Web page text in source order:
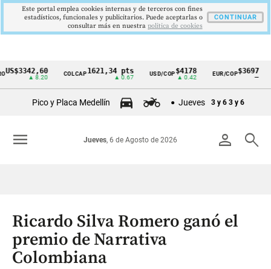
Cintillo
Colombia
▲ 8.20
COLCAP 1621,34 pts
▲ 0.67
USD/COP$4178
▲ 0.42
EUR/COP$3697
Pico y Placa Medellín Jueves 3 y 6 3 y 6
person search
Jueves, 6 de Agosto de 2026
menu
Ricardo Silva Romero ganó el
premio de Narrativa
Colombiana
Este portal emplea cookies internas y de terceros con fines
estadísticos, funcionales y publicitarios. Puede aceptarlas o
consultar más en nuestra politica de cookies
CONTINUAR